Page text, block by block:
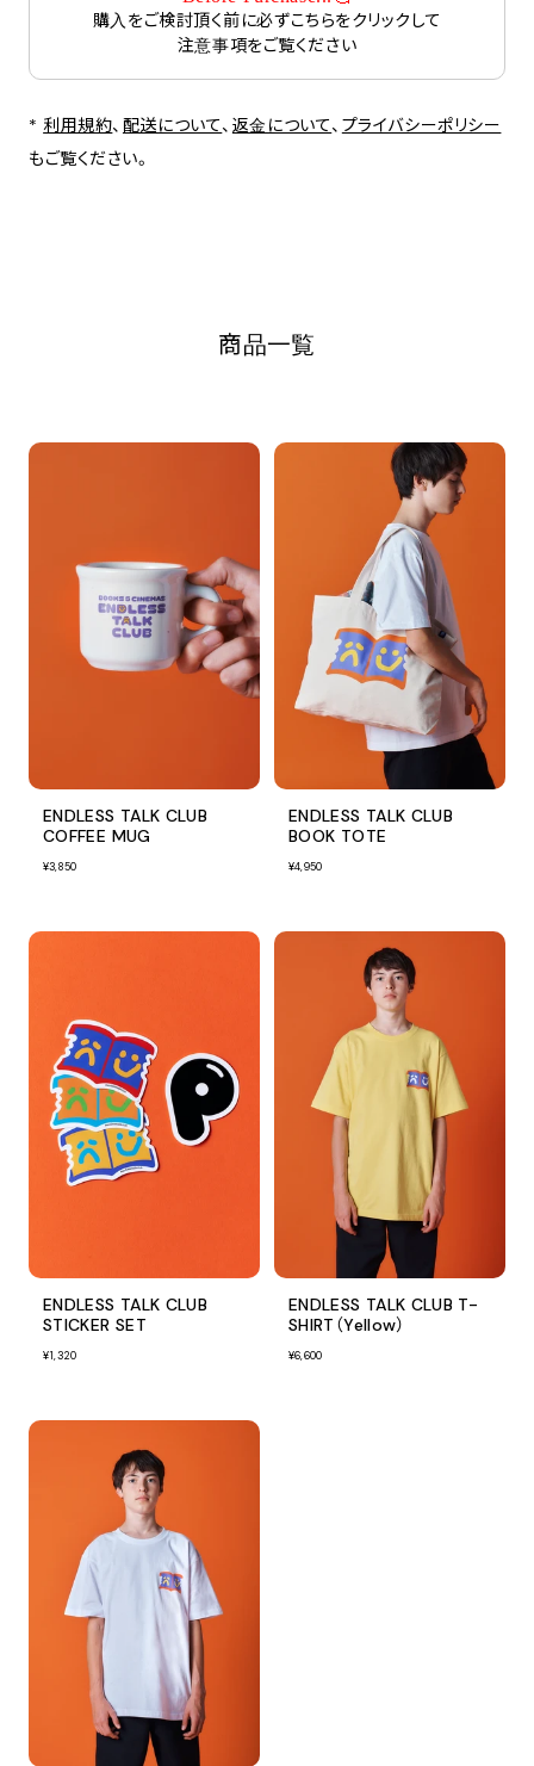
購入をご検討頂く前に必ずこちらをクリックして
注意事項をご覧ください
* 利用規約、 配送について、 返金について、 プライバシーポリシー
もご覧ください。
商品一覧
ENDLESS TALK CLUB
COFFEE MUG
¥3,850
ENDLESS TALK CLUB
BOOK TOTE
¥4,950
ENDLESS TALK CLUB
STICKER SET
¥1,320
ENDLESS TALK CLUB T-
SHIRT（Yellow）
¥6,600